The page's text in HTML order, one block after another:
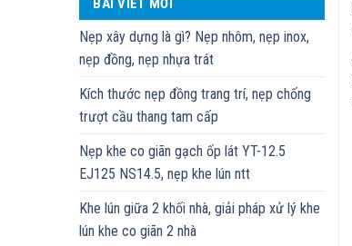
BÀI VIẾT MỚI
Nẹp xây dựng là gì? Nẹp nhôm, nẹp inox,
nẹp đồng, nẹp nhựa trát
Kích thước nẹp đồng trang trí, nẹp chống
trượt cầu thang tam cấp
Nẹp khe co giãn gạch ốp lát YT-12.5
EJ125 NS14.5, nẹp khe lún ntt
Khe lún giữa 2 khối nhà, giải pháp xử lý khe
lún khe co giãn 2 nhà